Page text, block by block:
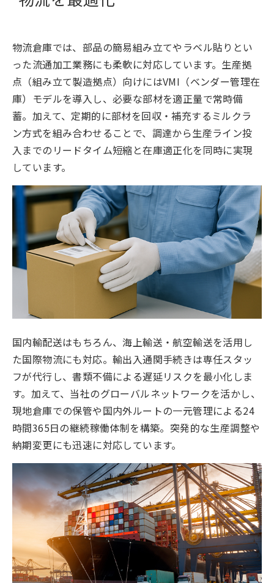
物流倉庫では、部品の簡易組み立てやラベル貼りとい
った流通加工業務にも柔軟に対応しています。生産拠
点（組み立て製造拠点）向けにはVMI（ベンダー管理在
庫）モデルを導入し、必要な部材を適正量で常時備
蓄。加えて、定期的に部材を回収・補充するミルクラ
ン方式を組み合わせることで、調達から生産ライン投
入までのリードタイム短縮と在庫適正化を同時に実現
しています。
国内輸配送はもちろん、海上輸送・航空輸送を活用し
た国際物流にも対応。輸出入通関手続きは専任スタッ
フが代行し、書類不備による遅延リスクを最小化しま
す。加えて、当社のグローバルネットワークを活かし、
現地倉庫での保管や国内外ルートの一元管理による24
時間365日の継続稼働体制を構築。突発的な生産調整や
納期変更にも迅速に対応しています。